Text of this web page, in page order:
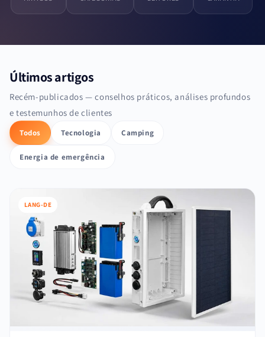
Últimos artigos
Recém-publicados — conselhos práticos, análises profundos
e testemunhos de clientes
Todos Tecnologia Camping
Energia de emergência
LANG-DE